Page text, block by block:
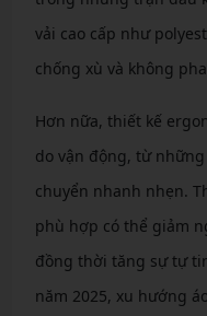
vải cao cấp như
chống xù và không
Hơn nữa, thiết kế
do vận động, từ
chuyển nhanh nhẹn.
phù hợp có thể giảm
đồng thời tăng sự tự
năm 2025, xu hướng